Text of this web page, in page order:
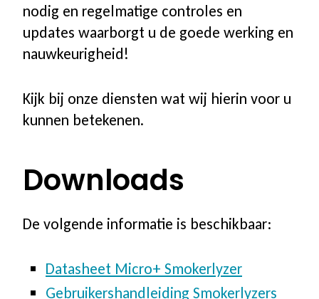
nodig en regelmatige controles en
updates waarborgt u de goede werking en
nauwkeurigheid!
Kijk bij onze diensten wat wij hierin voor u
kunnen betekenen.
Downloads
De volgende informatie is beschikbaar:
Datasheet Micro+ Smokerlyzer
Gebruikershandleiding Smokerlyzers